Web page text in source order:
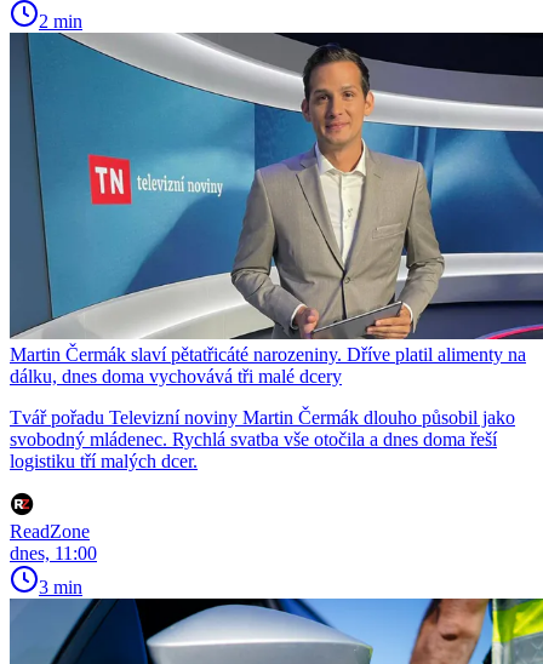
2 min
Martin Čermák slaví pětatřicáté narozeniny. Dříve platil alimenty na
dálku, dnes doma vychovává tři malé dcery
Tvář pořadu Televizní noviny Martin Čermák dlouho působil jako
svobodný mládenec. Rychlá svatba vše otočila a dnes doma řeší
logistiku tří malých dcer.
ReadZone
dnes, 11:00
3 min